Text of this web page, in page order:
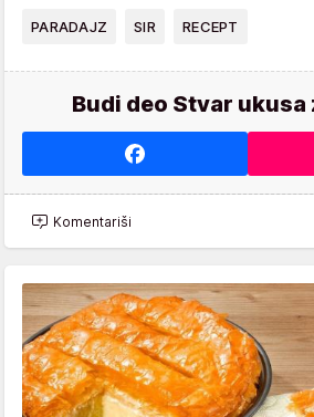
PARADAJZ SIR RECEPT
Budi deo Stvar ukusa
Komentariši